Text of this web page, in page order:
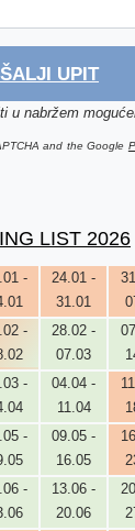
UPIT
u nabržem
and the Google
LIST 2026
-
24.01 -
31.01
-
28.02 -
07.03
-
04.04 -
11.04
-
09.05 -
16.05
-
13.06 -
20.06